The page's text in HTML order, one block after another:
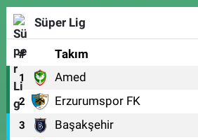
Süper Lig
# Takım
1 Amed
2 Erzurumspor FK
3 Başakşehir